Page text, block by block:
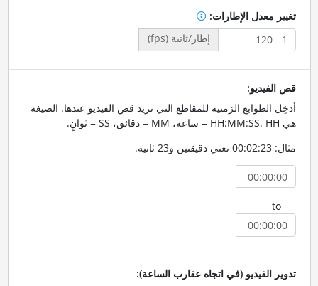
تغيير معدل الإطارات:
إطار/ثانية (fps)
قص الفيديو:
أدخِل الطوابع الزمنية للمقاطع التي تريد قص الفيديو عندها. الصيغة
هي HH:MM:SS. HH = ساعة، MM = دقائق، SS = ثوانٍ.
مثال: 00:02:23 تعني دقيقتين و23 ثانية.
to
تدوير الفيديو (في اتجاه عقارب الساعة):